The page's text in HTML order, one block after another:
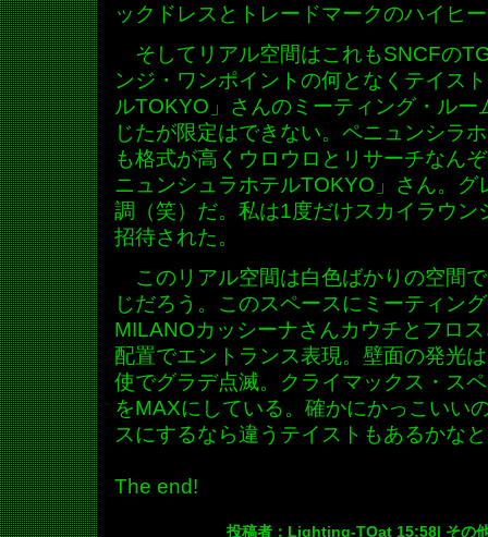
ックドレスとトレードマークのハイヒ
そしてリアル空間はこれもSNCFの
ンジ・ワンポイントの何となくテイス
ルTOKYO」さんのミーティング・ルー
じたが限定はできない。ペニュンシラ
も格式が高くウロウロとリサーチなん
ニュンシュラホテルTOKYO」さん。グ
調（笑）だ。私は1度だけスカイラウン
招待された。
このリアル空間は白色ばかりの空間
じだろう。このスペースにミーティン
MILANOカッシーナさんカウチとフロ
配置でエントランス表現。壁面の発光
使でグラデ点滅。クライマックス・ス
をMAXにしている。確かにかっこいい
スにするなら違うテイストもあるかな
The end!
投稿者：Lighting-TOat 15:58| その